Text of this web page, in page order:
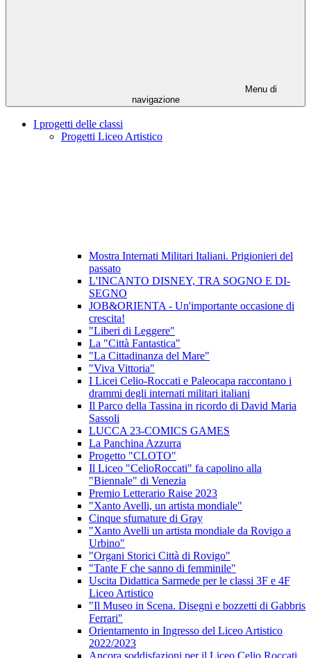
Menu di
navigazione
I progetti delle classi
Progetti Liceo Artistico
Mostra Internati Militari Italiani. Prigionieri del
passato
L'INCANTO DISNEY, TRA SOGNO E DI-
SEGNO
JOB&ORIENTA - Un'importante occasione di
crescita!
"Liberi di Leggere"
La "Città Fantastica"
"La Cittadinanza del Mare"
"Viva Vittoria"
I Licei Celio-Roccati e Paleocapa raccontano i
drammi degli internati militari italiani
Il Parco della Tassina in ricordo di David Maria
Sassoli
LUCCA 23-COMICS GAMES
La Panchina Azzurra
Progetto "CLOTO"
Il Liceo "CelioRoccati" fa capolino alla
"Biennale" di Venezia
Premio Letterario Raise 2023
"Xanto Avelli, un artista mondiale"
Cinque sfumature di Gray
"Xanto Avelli un artista mondiale da Rovigo a
Urbino"
"Organi Storici Città di Rovigo"
"Tante F che sanno di femminile"
Uscita Didattica Sarmede per le classi 3F e 4F
Liceo Artistico
"Il Museo in Scena. Disegni e bozzetti di Gabbris
Ferrari"
Orientamento in Ingresso del Liceo Artistico
2022/2023